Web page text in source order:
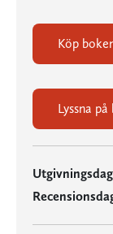
Köp
Lyssna